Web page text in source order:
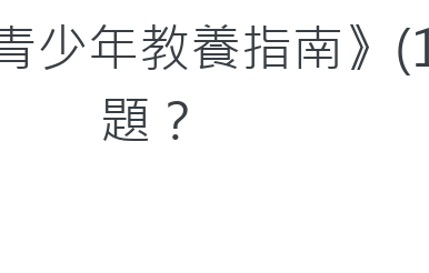
少年教養指南》
題？